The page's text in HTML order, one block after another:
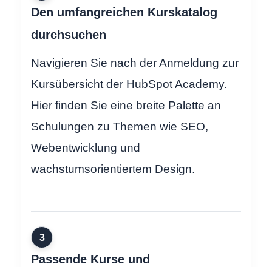
Den umfangreichen Kurskatalog
durchsuchen
Navigieren Sie nach der Anmeldung zur
Kursübersicht der HubSpot Academy.
Hier finden Sie eine breite Palette an
Schulungen zu Themen wie SEO,
Webentwicklung und
wachstumsorientiertem Design.
3
Passende Kurse und